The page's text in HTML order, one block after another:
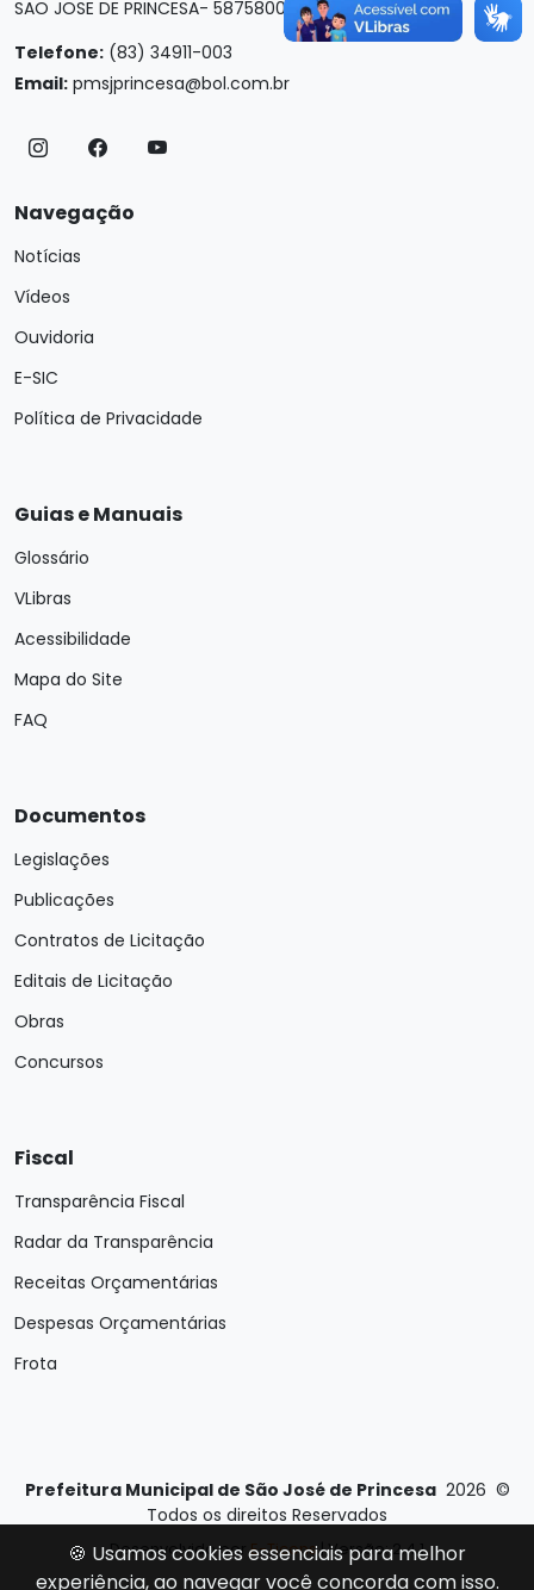
SAO JOSE DE PRINCESA- 58758000
Telefone: (83) 34911-003
Email: pmsjprincesa@bol.com.br
Navegação
Notícias
Vídeos
Ouvidoria
E-SIC
Política de Privacidade
Guias e Manuais
Glossário
VLibras
Acessibilidade
Mapa do Site
FAQ
Documentos
Legislações
Publicações
Contratos de Licitação
Editais de Licitação
Obras
Concursos
Fiscal
Transparência Fiscal
Radar da Transparência
Receitas Orçamentárias
Despesas Orçamentárias
Frota
Prefeitura Municipal de São José de Princesa 2026 ©
Todos os direitos Reservados
Desenvolvido porE-Ticons| Versão: 2.4.1
🍪 Usamos cookies essenciais para melhor
experiência, ao navegar você concorda com isso.